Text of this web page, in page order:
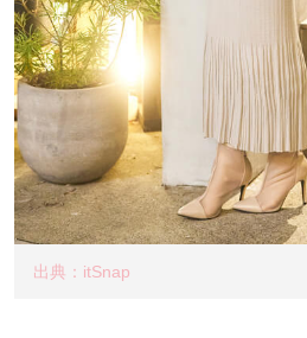
出典：itSnap